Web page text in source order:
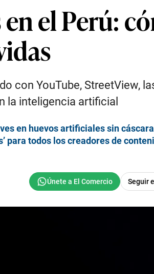
el Perú:
con YouTube, StreetView,
la inteligencia artificial
en huevos artificiales sin cáscara
para todos los creadores de
Seguir